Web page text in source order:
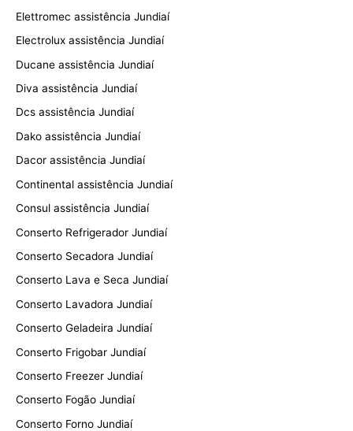
Elettromec assistência Jundiaí
Electrolux assistência Jundiaí
Ducane assistência Jundiaí
Diva assistência Jundiaí
Dcs assistência Jundiaí
Dako assistência Jundiaí
Dacor assistência Jundiaí
Continental assistência Jundiaí
Consul assistência Jundiaí
Conserto Refrigerador Jundiaí
Conserto Secadora Jundiaí
Conserto Lava e Seca Jundiaí
Conserto Lavadora Jundiaí
Conserto Geladeira Jundiaí
Conserto Frigobar Jundiaí
Conserto Freezer Jundiaí
Conserto Fogão Jundiaí
Conserto Forno Jundiaí